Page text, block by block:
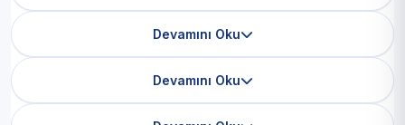
Devamını Oku
Devamını Oku